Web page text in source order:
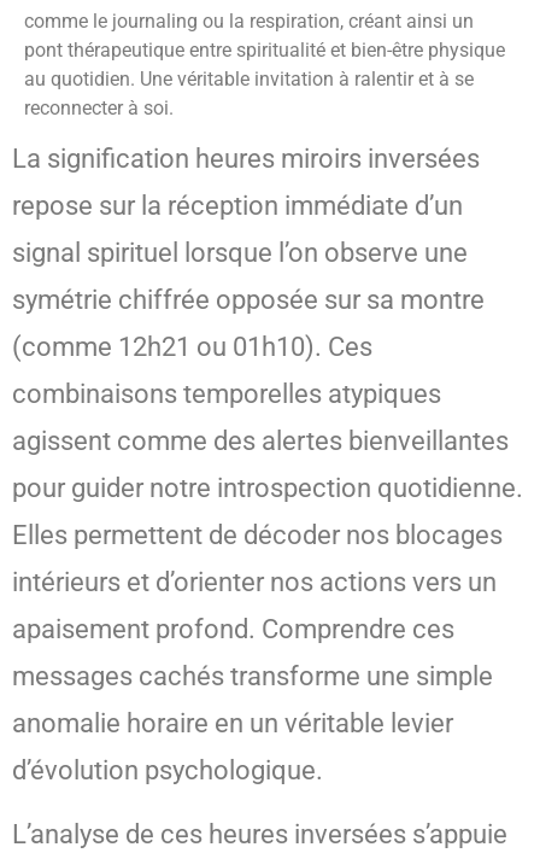
comme le journaling ou la respiration, créant ainsi un
pont thérapeutique entre spiritualité et bien-être physique
au quotidien. Une véritable invitation à ralentir et à se
reconnecter à soi.
La signification heures miroirs inversées
repose sur la réception immédiate d’un
signal spirituel lorsque l’on observe une
symétrie chiffrée opposée sur sa montre
(comme 12h21 ou 01h10). Ces
combinaisons temporelles atypiques
agissent comme des alertes bienveillantes
pour guider notre introspection quotidienne.
Elles permettent de décoder nos blocages
intérieurs et d’orienter nos actions vers un
apaisement profond. Comprendre ces
messages cachés transforme une simple
anomalie horaire en un véritable levier
d’évolution psychologique.
L’analyse de ces heures inversées s’appuie